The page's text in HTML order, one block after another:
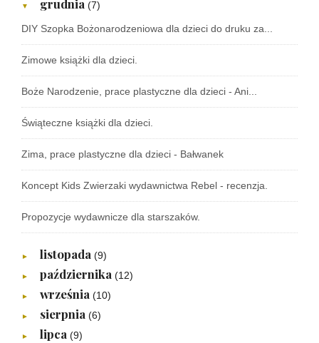
▼ grudnia (7)
DIY Szopka Bożonarodzeniowa dla dzieci do druku za...
Zimowe książki dla dzieci.
Boże Narodzenie, prace plastyczne dla dzieci - Ani...
Świąteczne książki dla dzieci.
Zima, prace plastyczne dla dzieci - Bałwanek
Koncept Kids Zwierzaki wydawnictwa Rebel - recenzja.
Propozycje wydawnicze dla starszaków.
► listopada (9)
► października (12)
► września (10)
► sierpnia (6)
► lipca (9)